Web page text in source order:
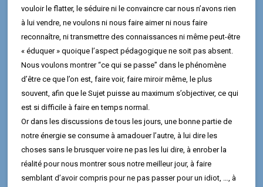
vouloir le flatter, le séduire ni le convaincre car nous n’avons rien
à lui vendre, ne voulons ni nous faire aimer ni nous faire
reconnaître, ni transmettre des connaissances ni même peut-être
« éduquer » quoique l’aspect pédagogique ne soit pas absent.
Nous voulons montrer “ce qui se passe” dans le phénomène
d’être ce que l’on est, faire voir, faire miroir même, le plus
souvent, afin que le Sujet puisse au maximum s’objectiver, ce qui
est si difficile à faire en temps normal.
Or dans les discussions de tous les jours, une bonne partie de
notre énergie se consume à amadouer l’autre, à lui dire les
choses sans le brusquer voire ne pas les lui dire, à enrober la
réalité pour nous montrer sous notre meilleur jour, à faire
semblant d’avoir compris pour ne pas passer pour un idiot, …, à